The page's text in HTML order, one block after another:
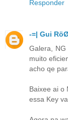
Responder
-=| Gui
Galera,
muito
acho qe
Baixee ai o
essa Key